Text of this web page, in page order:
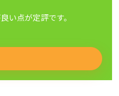
い点が定評です。